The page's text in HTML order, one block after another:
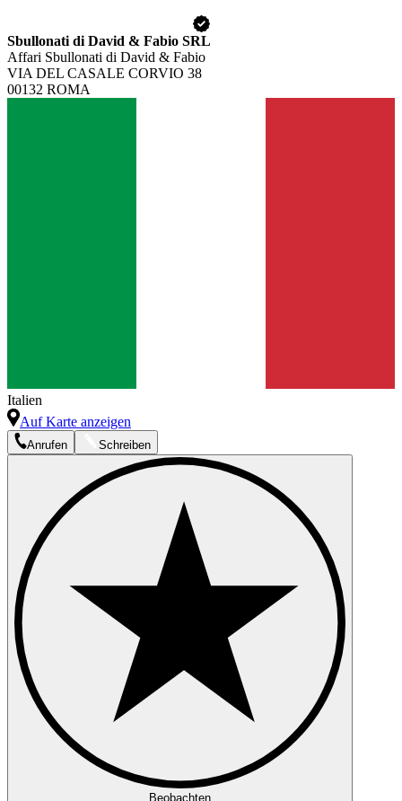
Sbullonati di David & Fabio SRL
Affari Sbullonati di David & Fabio
VIA DEL CASALE CORVIO 38
00132 ROMA
Italien
Auf Karte anzeigen
Anrufen Schreiben
Beobachten